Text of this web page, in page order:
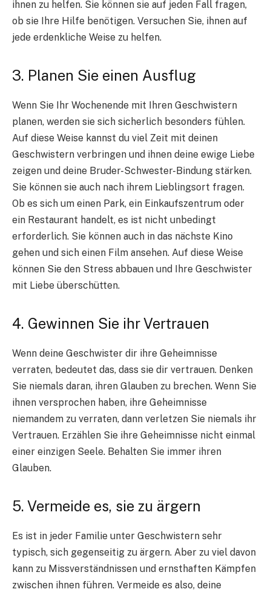
ihnen zu helfen. Sie können sie auf jeden Fall fragen,
ob sie Ihre Hilfe benötigen. Versuchen Sie, ihnen auf
jede erdenkliche Weise zu helfen.
3. Planen Sie einen Ausflug
Wenn Sie Ihr Wochenende mit Ihren Geschwistern
planen, werden sie sich sicherlich besonders fühlen.
Auf diese Weise kannst du viel Zeit mit deinen
Geschwistern verbringen und ihnen deine ewige Liebe
zeigen und deine Bruder-Schwester-Bindung stärken.
Sie können sie auch nach ihrem Lieblingsort fragen.
Ob es sich um einen Park, ein Einkaufszentrum oder
ein Restaurant handelt, es ist nicht unbedingt
erforderlich. Sie können auch in das nächste Kino
gehen und sich einen Film ansehen. Auf diese Weise
können Sie den Stress abbauen und Ihre Geschwister
mit Liebe überschütten.
4. Gewinnen Sie ihr Vertrauen
Wenn deine Geschwister dir ihre Geheimnisse
verraten, bedeutet das, dass sie dir vertrauen. Denken
Sie niemals daran, ihren Glauben zu brechen. Wenn Sie
ihnen versprochen haben, ihre Geheimnisse
niemandem zu verraten, dann verletzen Sie niemals ihr
Vertrauen. Erzählen Sie ihre Geheimnisse nicht einmal
einer einzigen Seele. Behalten Sie immer ihren
Glauben.
5. Vermeide es, sie zu ärgern
Es ist in jeder Familie unter Geschwistern sehr
typisch, sich gegenseitig zu ärgern. Aber zu viel davon
kann zu Missverständnissen und ernsthaften Kämpfen
zwischen ihnen führen. Vermeide es also, deine